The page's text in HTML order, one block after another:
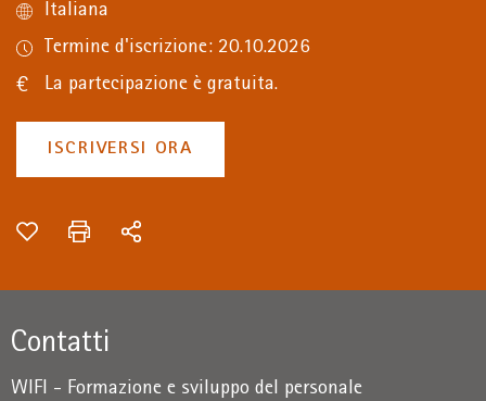
Italiana
Termine d'iscrizione: 20.10.2026
La partecipazione è gratuita.
ISCRIVERSI ORA
Contatti
WIFI - Formazione e sviluppo del personale